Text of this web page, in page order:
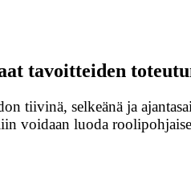
tavoitteiden
tiivinä, selkeänä ja
voidaan luoda